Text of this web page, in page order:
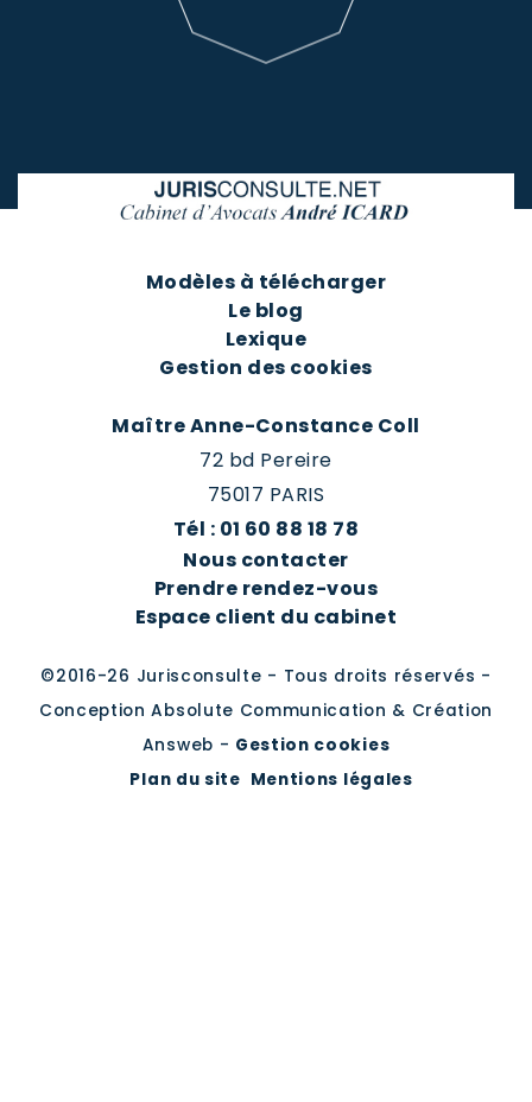
Modèles à télécharger
Le blog
Lexique
Gestion des cookies
Maître Anne-Constance Coll
72 bd Pereire
75017 PARIS
Tél : 01 60 88 18 78
Nous contacter
Prendre rendez-vous
Espace client du cabinet
©2016-26 Jurisconsulte - Tous droits réservés -
Conception Absolute Communication & Création
Answeb - Gestion cookies
Plan du site Mentions légales